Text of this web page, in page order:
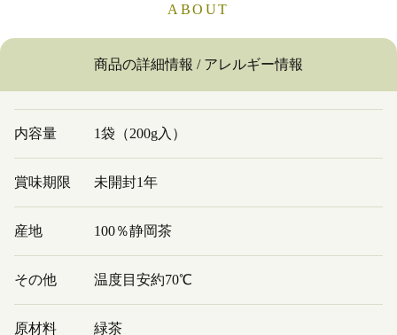
ABOUT
商品の詳細情報 / アレルギー情報
内容量 1袋（200g入）
賞味期限 未開封1年
産地 100％静岡茶
その他 温度目安約70℃
原材料 緑茶